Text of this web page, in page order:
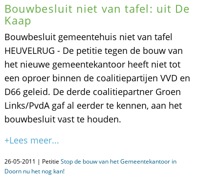
Bouwbesluit niet van tafel: uit De
Kaap
Bouwbesluit gemeentehuis niet van tafel
HEUVELRUG - De petitie tegen de bouw van
het nieuwe gemeentekantoor heeft niet tot
een oproer binnen de coalitiepartijen VVD en
D66 geleid. De derde coalitiepartner Groen
Links/PvdA gaf al eerder te kennen, aan het
bouwbesluit vast te houden.
+Lees meer...
26-05-2011 | Petitie Stop de bouw van het Gemeentekantoor in
Doorn nu het nog kan!